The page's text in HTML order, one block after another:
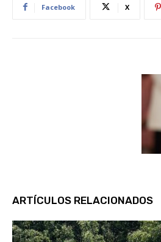
Facebook X
ARTÍCULOS RELACIONADOS